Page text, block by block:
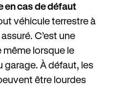
en cas de défaut
véhicule terrestre à
C’est une
lorsque le
garage. À défaut, les
être lourdes